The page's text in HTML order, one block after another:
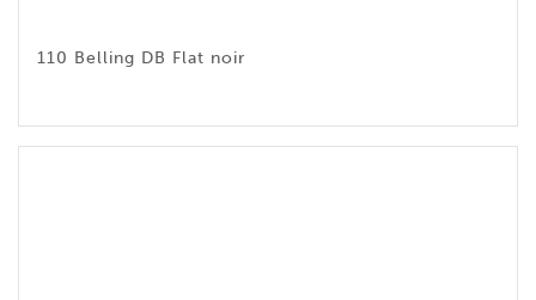
110 Belling DB Flat noir